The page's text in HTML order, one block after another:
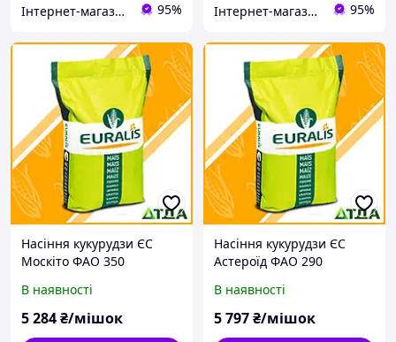
Інтернет-магазин "ТДА" агрохімія, насіння, добрива 95% Інтернет-магазин "ТДА" агрохімія, насіння, добрива 95%
Насіння кукурудзи ЄС
Москіто ФАО 350
В наявності
5 284₴/мішок
Насіння кукурудзи ЄС
Астероїд ФАО 290
В наявності
5 797₴/мішок